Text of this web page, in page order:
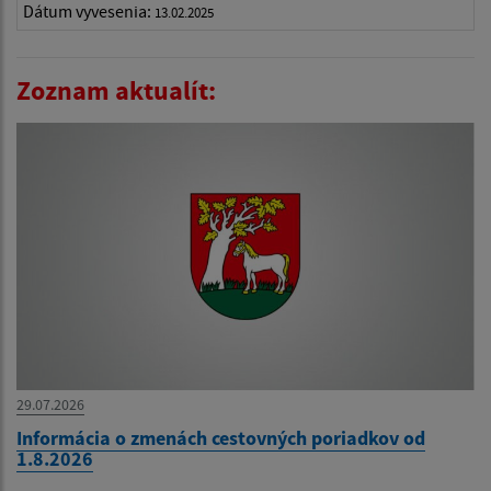
Dátum vyvesenia: 13.02.2025
Zoznam aktualít:
29.07.2026
Informácia o zmenách cestovných poriadkov od
1.8.2026